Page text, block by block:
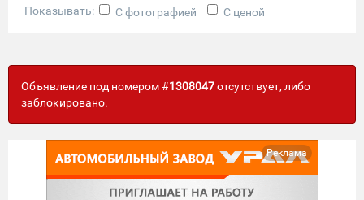
Показывать: С фотографией С ценой
Объявление под номером #1308047отсутствует, либо
заблокировано.
Реклама